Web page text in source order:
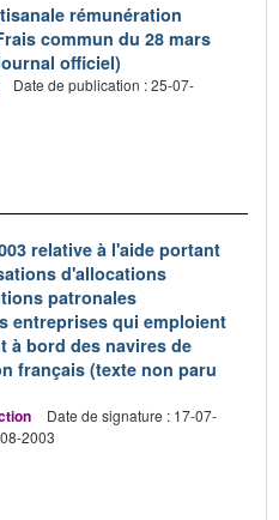
rémunération
commun du 28 mars
officiel)
Date de publication : 25-07-
relative à l'aide portant
d'allocations
patronales
entreprises qui emploient
à bord des navires de
français (texte non paru
Date de signature : 17-07-
2003